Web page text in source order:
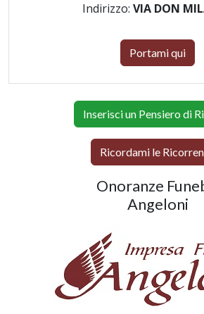
Indirizzo: VIA DON
Portami qui
Inserisci un Pensiero di
Ricordami le
Onoranze
Angeloni